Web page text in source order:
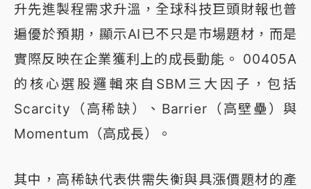
升先進製程需求升溫，全球科技巨頭財報也普
遍優於預期，顯示AI已不只是市場題材，而是
實際反映在企業獲利上的成長動能。 00405A
的核心選股邏輯來自SBM三大因子，包括
Scarcity（高稀缺）、Barrier（高壁壘）與
Momentum（高成長）。
其中，高稀缺代表供需失衡與具漲價題材的產